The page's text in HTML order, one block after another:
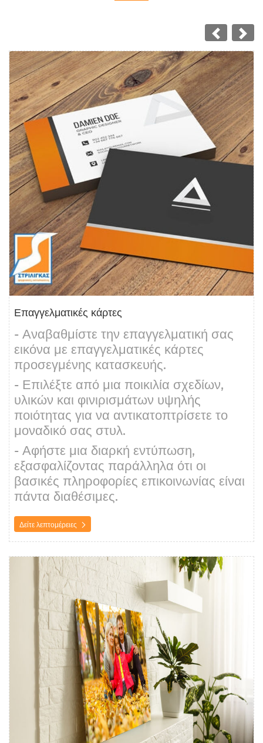
Επαγγελματικές κάρτες
- Αναβαθμίστε την επαγγελματική σας
εικόνα με επαγγελματικές κάρτες
προσεγμένης κατασκευής.
- Επιλέξτε από μια ποικιλία σχεδίων,
υλικών και φινιρισμάτων υψηλής
ποιότητας για να αντικατοπτρίσετε το
μοναδικό σας στυλ.
- Αφήστε μια διαρκή εντύπωση,
εξασφαλίζοντας παράλληλα ότι οι
βασικές πληροφορίες επικοινωνίας είναι
πάντα διαθέσιμες.
Δείτε λεπτομέρειες
Δείτε λεπτομέρειες Επαγγελματικές κάρτες
Δείτε λεπτομέρειες Εκτύπωση σε Καμβά